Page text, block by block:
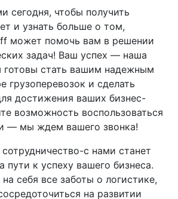
сегодня, чтобы получить
и узнать больше о том,
может помочь вам в решении
задач! Ваш успех — наша
готовы стать вашим надежным
грузоперевозок и сделать
достижения ваших бизнес-
возможность воспользоваться
— мы ждем вашего звонка!
сотрудничество-с нами станет
к успеху вашего бизнеса.
себя все заботы о логистике,
на развитии